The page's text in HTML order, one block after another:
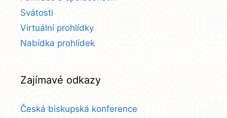
Svátosti
Virtuální prohlídky
Nabídka prohlídek
Zajímavé odkazy
Česká biskupská konference